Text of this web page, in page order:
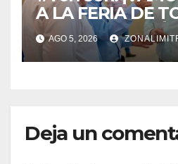
A LA FERIA DE
ALISTAN
AGO 5, 2026
Deja un